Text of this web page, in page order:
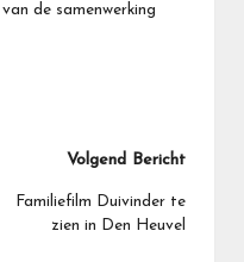
de samenwerking
Volgend Bericht
Familiefilm Duivinder te
zien in Den Heuvel